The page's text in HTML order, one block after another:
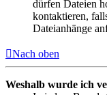
dürfen Dateien
kontaktieren,
Dateianhänge
Nach oben
Weshalb wurde ich